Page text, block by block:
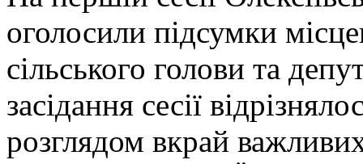
оголосили підсумки
сільського голови та
засідання сесії
розглядом вкрай